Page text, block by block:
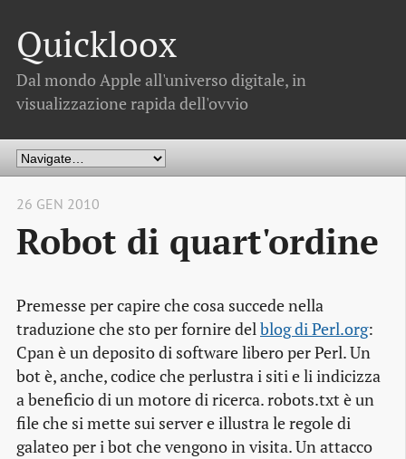
Quickloox
Dal mondo Apple all'universo digitale, in
visualizzazione rapida dell'ovvio
26 GEN 2010
Robot di quart'ordine
Premesse per capire che cosa succede nella
traduzione che sto per fornire delblog di Perl.org:
Cpan è un deposito di software libero per Perl. Un
bot è, anche, codice che perlustra i siti e li indicizza
a beneficio di un motore di ricerca.robots.txt è un
file che si mette sui servere illustra le regole di
galateo per ibot che vengono in visita. Un attacco